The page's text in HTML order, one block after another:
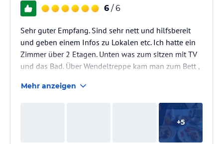
6 / 6
Sehr guter Empfang. Sind sehr nett und hilfsbereit
und geben einem Infos zu Lokalen etc. Ich hatte ein
Zimmer über 2 Etagen. Unten was zum sitzen mit TV
und das Bad. Über Wendeltreppe kam man zum Bett ,
einfach zu bedienen. Klimaanlage und
Dachschrägenfenster automatisch. Alles in einem
rustikal gemütlichen Flair gehalten. Im Innenhof
kann man sitzen. Auf dem Dach gibt es einen
Sonnenbereich mit Liegen und Tischen. Auch um die
Mehr anzeigen
+5